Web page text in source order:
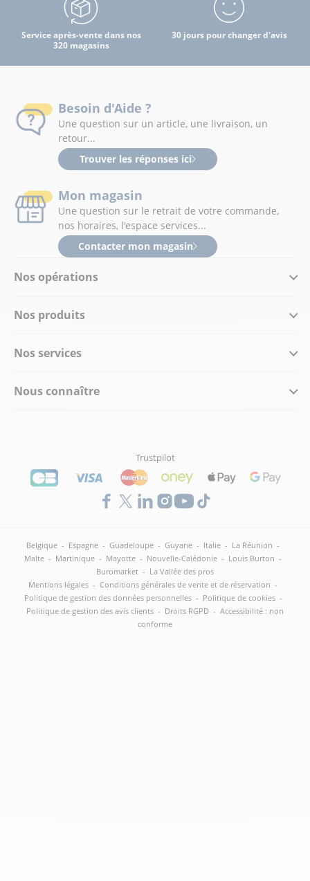
Service après-vente dans nos
320 magasins
30 jours pour changer d'avis
Nos opérations
Nos produits
Nos services
Nous connaître
Besoin d'Aide ?
Une question sur un article, une livraison, un
retour...
Trouver les réponses ici
Mon magasin
Une question sur le retrait de votre commande,
nos horaires, l'espace services...
Contacter mon magasin
Trustpilot
Belgique - Espagne - Guadeloupe - Guyane - Italie - La Réunion -
Malte - Martinique - Mayotte - Nouvelle-Calédonie - Louis Burton -
Buromarket - La Vallée des pros
Mentions légales - Conditions générales de vente et de réservation -
Politique de gestion des données personnelles - Politique de cookies -
Politique de gestion des avis clients - Droits RGPD - Accessibilité : non
conforme